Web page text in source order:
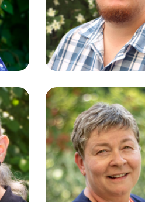
Jens
Lindermann
Lager | Druckerei
Elvira Schäfer